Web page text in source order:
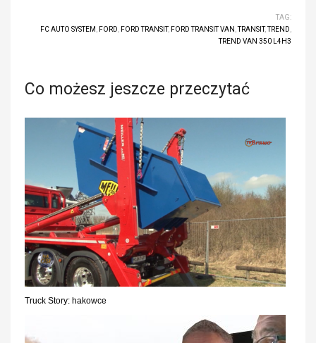
TAG:
FC AUTO SYSTEM
FORD FORD TRANSIT, FORD TRANSIT VAN ,TRANSIT,TREND
TREND VAN 350 L4H3
Co możesz jeszcze przeczytać
Truck Story: hakowce